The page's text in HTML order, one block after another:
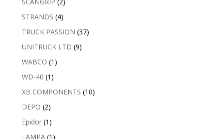
STRANDS (4)
TRUCK PASSION (37)
UNITRUCK LTD (9)
WABCO (1)
WD-40 (1)
XB COMPONENTS (10)
DEPO (2)
Epidor (1)
LAMPA (1)